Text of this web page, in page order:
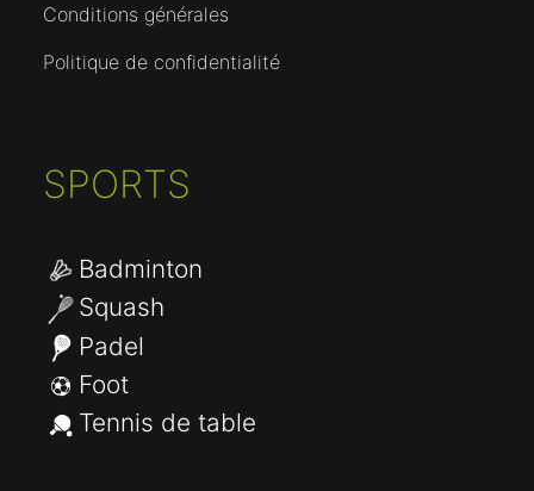
Conditions générales
Politique de confidentialité
SPORTS
Badminton
Squash
Padel
Foot
Tennis de table